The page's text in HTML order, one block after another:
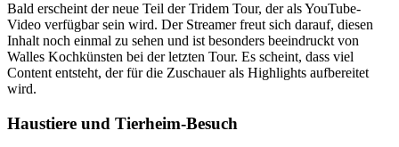
Bald erscheint der neue Teil der Tridem Tour, der als YouTube-
Video verfügbar sein wird. Der Streamer freut sich darauf, diesen
Inhalt noch einmal zu sehen und ist besonders beeindruckt von
Walles Kochkünsten bei der letzten Tour. Es scheint, dass viel
Content entsteht, der für die Zuschauer als Highlights aufbereitet
wird.
Haustiere und Tierheim-Besuch